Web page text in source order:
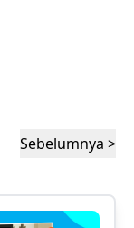
Sebelumnya >